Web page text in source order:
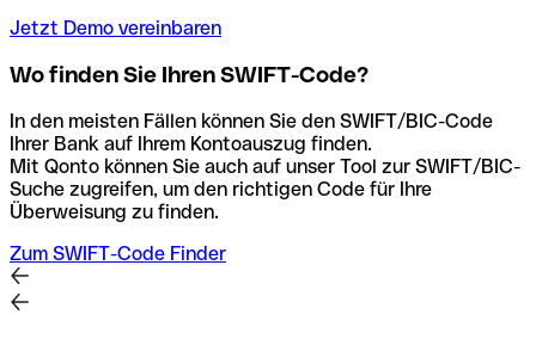
Jetzt Demo vereinbaren
Wo finden Sie Ihren SWIFT-Code?
In den meisten Fällen können Sie den SWIFT/BIC-Code
Ihrer Bank auf Ihrem Kontoauszug finden.
Mit Qonto können Sie auch auf unser Tool zur SWIFT/BIC-
Suche zugreifen, um den richtigen Code für Ihre
Überweisung zu finden.
Zum SWIFT-Code Finder